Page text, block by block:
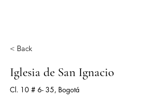
< Back
Iglesia de San Ignacio
Cl. 10 # 6- 35, Bogotá